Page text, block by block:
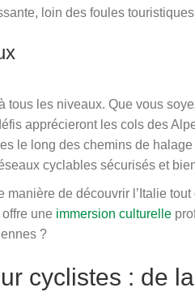
loin des foules
tous les niveaux. Que vous
apprécieront les cols des
le long des chemins de
cyclables sécurisés et
de découvrir l’Italie
une immersion culturelle
?
cyclistes : de